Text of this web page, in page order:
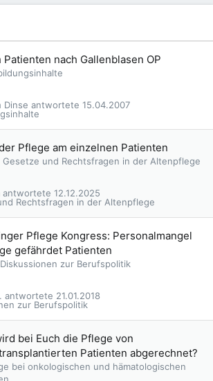
Patienten nach Gallenblasen OP
15.04.2007
Dinse
Pflege am einzelnen Patienten
Gesetze und Rechtsfragen in der Altenpflege
Rechtsfragen in der Altenpflege
12.12.2025
Pflege Kongress: Personalmangel
gefährdet Patienten
Diskussionen zur Berufspolitik
zur Berufspolitik
21.01.2018
bei Euch die Pflege von
Patienten abgerechnet?
bei onkologischen und hämatologischen